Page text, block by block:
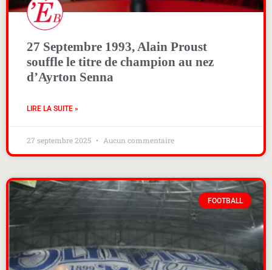
27 Septembre 1993, Alain Proust
souffle le titre de champion au nez
d’Ayrton Senna
LIRE LA SUITE »
27 septembre 2025 Aucun commentaire
FOOTBALL